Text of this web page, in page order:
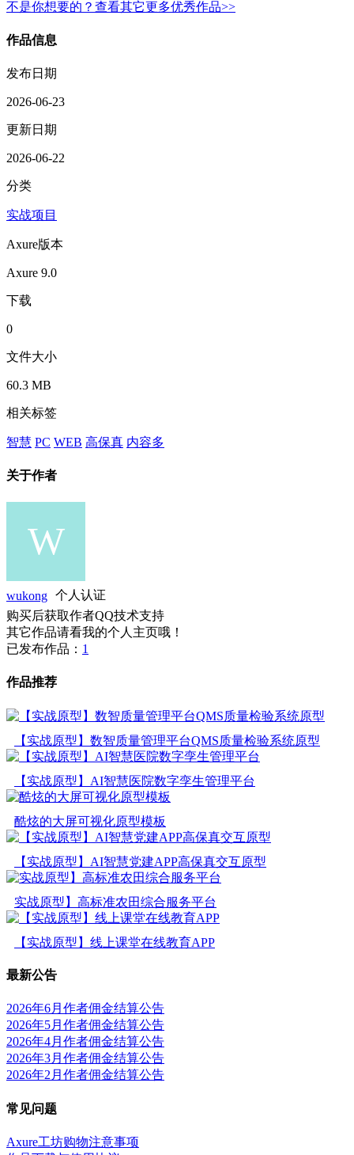
不是你想要的？查看其它更多优秀作品>>
作品信息
发布日期
2026-06-23
更新日期
2026-06-22
分类
实战项目
Axure版本
Axure 9.0
下载
0
文件大小
60.3 MB
相关标签
智慧 PC WEB 高保真 内容多
关于作者
wukong
个人认证
购买后获取作者QQ技术支持
其它作品请看我的个人主页哦！
已发布作品： 1
作品推荐
【实战原型】数智质量管理平台QMS质量检验系统原型
【实战原型】AI智慧医院数字孪生管理平台
酷炫的大屏可视化原型模板
【实战原型】AI智慧党建APP高保真交互原型
实战原型】高标准农田综合服务平台
【实战原型】线上课堂在线教育APP
最新公告
2026年6月作者佣金结算公告
2026年5月作者佣金结算公告
2026年4月作者佣金结算公告
2026年3月作者佣金结算公告
2026年2月作者佣金结算公告
常见问题
Axure工坊购物注意事项